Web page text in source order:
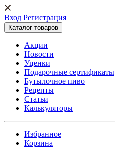
Вход Регистрация
Каталог товаров
Акции
Новости
Уценки
Подарочные сертификаты
Бутылочное пиво
Рецепты
Статьи
Калькуляторы
Избранное
Корзина